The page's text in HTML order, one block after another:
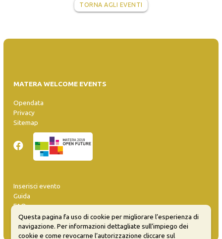
TORNA AGLI EVENTI
MATERA WELCOME EVENTS
Opendata
Privacy
Sitemap
Inserisci evento
Guida
FAQ
info@materaevents.it
Questa pagina fa uso di cookie per migliorare l’esperienza di
navigazione. Per informazioni dettagliate sull’impiego dei
cookie e come revocarne l’autorizzazione cliccare sul